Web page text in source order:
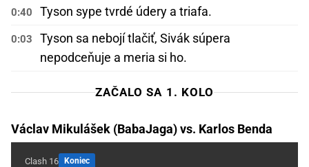
0:40 Tyson sype tvrdé údery a triafa.
0:03
Tyson sa nebojí tlačiť, Sivák súpera
nepodceňuje a meria si ho.
ZAČALO SA 1. KOLO
Václav Mikulášek (BabaJaga) vs. Karlos Benda
Clash 16 Koniec